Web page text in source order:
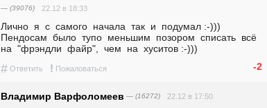
— (39076) 22.12 в 18:33
Лично  я  с  самого  начала  так  и  подумал :-)))
Пендосам  было  тупо  меньшим  позором  списать  всё
на  "фрэндли  файр",  чем  на  хуситов :-)))
# Ответить ! Пожаловаться -2
Владимир Варфоломеев — (16272) 22.12 в 17:50